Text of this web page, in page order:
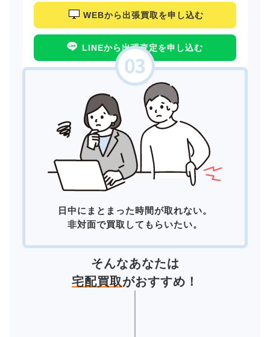
WEBから出張買取を申し込む
LINEから出張査定を申し込む
日中にまとまった時間が取れない。
非対面で買取してもらいたい。
そんなあなたは
宅配買取がおすすめ！